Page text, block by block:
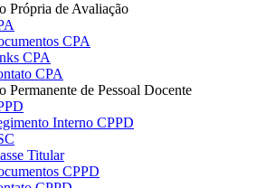
Própria de Avaliação
CPA
CPA
CPA
Permanente de Pessoal Docente
Interno CPPD
Titular
CPPD